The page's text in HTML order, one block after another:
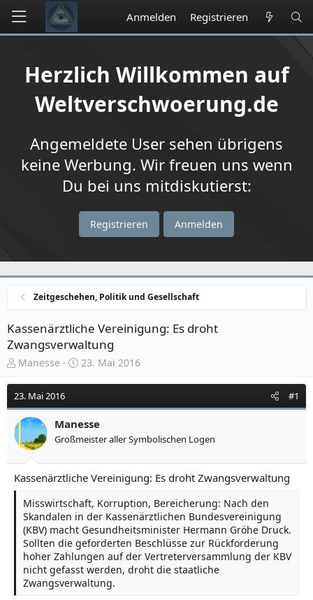
Anmelden Registrieren
Herzlich Willkommen auf
Weltverschwoerung.de
Angemeldete User sehen übrigens
keine Werbung. Wir freuen uns wenn
Du bei uns mitdiskutierst:
Registrieren Anmelden
Zeitgeschehen, Politik und Gesellschaft
Kassenärztliche Vereinigung: Es droht
Zwangsverwaltung
E
s
t
l
l
r
Manesse
E
s
l
l
a
m
23. Mai 2016
23. Mai 2016 #1
Manesse
Großmeister aller Symbolischen Logen
Kassenärztliche Vereinigung: Es droht Zwangsverwaltung
Misswirtschaft, Korruption, Bereicherung: Nach den
Skandalen in der Kassenärztlichen Bundesvereinigung
(KBV) macht Gesundheitsminister Hermann Gröhe Druck.
Sollten die geforderten Beschlüsse zur Rückforderung
hoher Zahlungen auf der Vertreterversammlung der KBV
nicht gefasst werden, droht die staatliche
Zwangsverwaltung.